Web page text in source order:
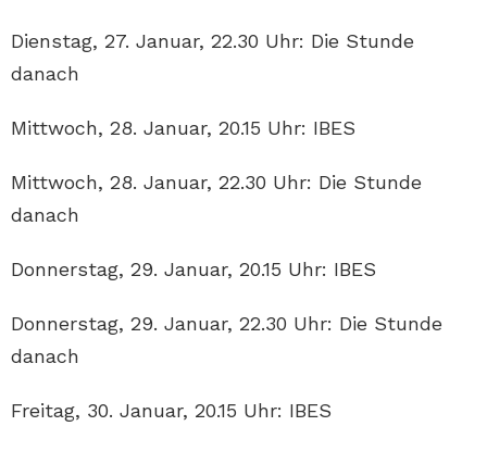
Dienstag, 27. Januar, 22.30 Uhr: Die Stunde
danach
Mittwoch, 28. Januar, 20.15 Uhr: IBES
Mittwoch, 28. Januar, 22.30 Uhr: Die Stunde
danach
Donnerstag, 29. Januar, 20.15 Uhr: IBES
Donnerstag, 29. Januar, 22.30 Uhr: Die Stunde
danach
Freitag, 30. Januar, 20.15 Uhr: IBES